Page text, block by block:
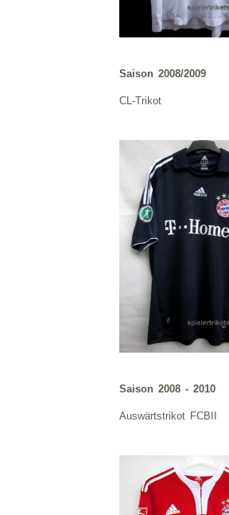
Saison 2008/2009
CL-Trikot
Saison 2008 - 2010
Auswärtstrikot FCBII